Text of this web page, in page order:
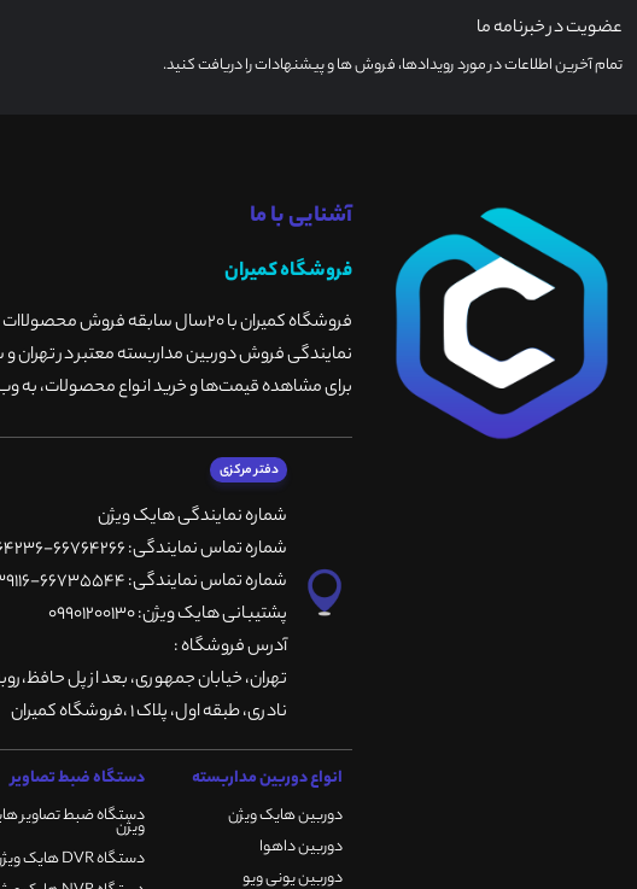
عضویت در خبرنامه ما
تمام آخرین اطلاعات در مورد رویدادها، فروش ها و پیشنهادات را دریافت کنید.
آشنایی با ما
فروشگاه کمیران
فروشگاه کمیران با ۲۰سال سابقه
نمایندگی فروش دوربین مداربسته معتبر در تهران
برای مشاهده قیمت‌ها و خرید انواع محصولات، به
دفتر مرکزی
شماره نمایندگی هایک ویژن
شماره تماس نمایندگی: 66764266-66764236-66764257
شماره تماس نمایندگی: 66735544-66739116-66739127
پشتیبانی هایک ویژن: 09901200130
آدرس فروشگاه :
تهران، خيابان جمهوری، بعد از پل
نادری، طبقه اول، پلاک 1 ،فروشگاه کمیران
انواع دوربین مداربسته
دوربین هایک ویژن
دوربین داهوا
دوربین یونی ویو
دستگاه ضبط تصاویر
دستگاه ضبط تصاویر
ویژن
دستگاه DVR هایک ویژن